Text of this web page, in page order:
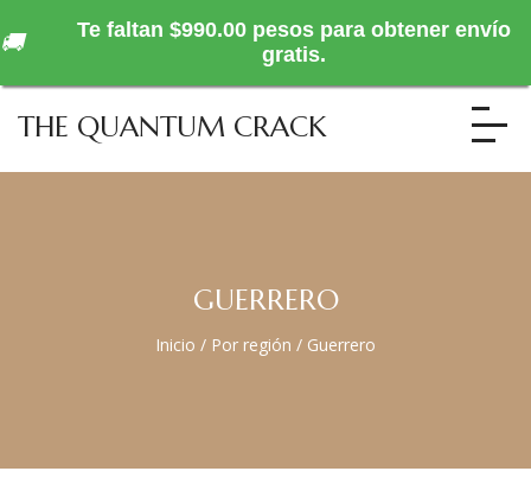
THE QUANTUM CRACK
GUERRERO
Inicio / Por región / Guerrero
🚚
Te faltan $990.00 pesos para obtener envío
gratis.